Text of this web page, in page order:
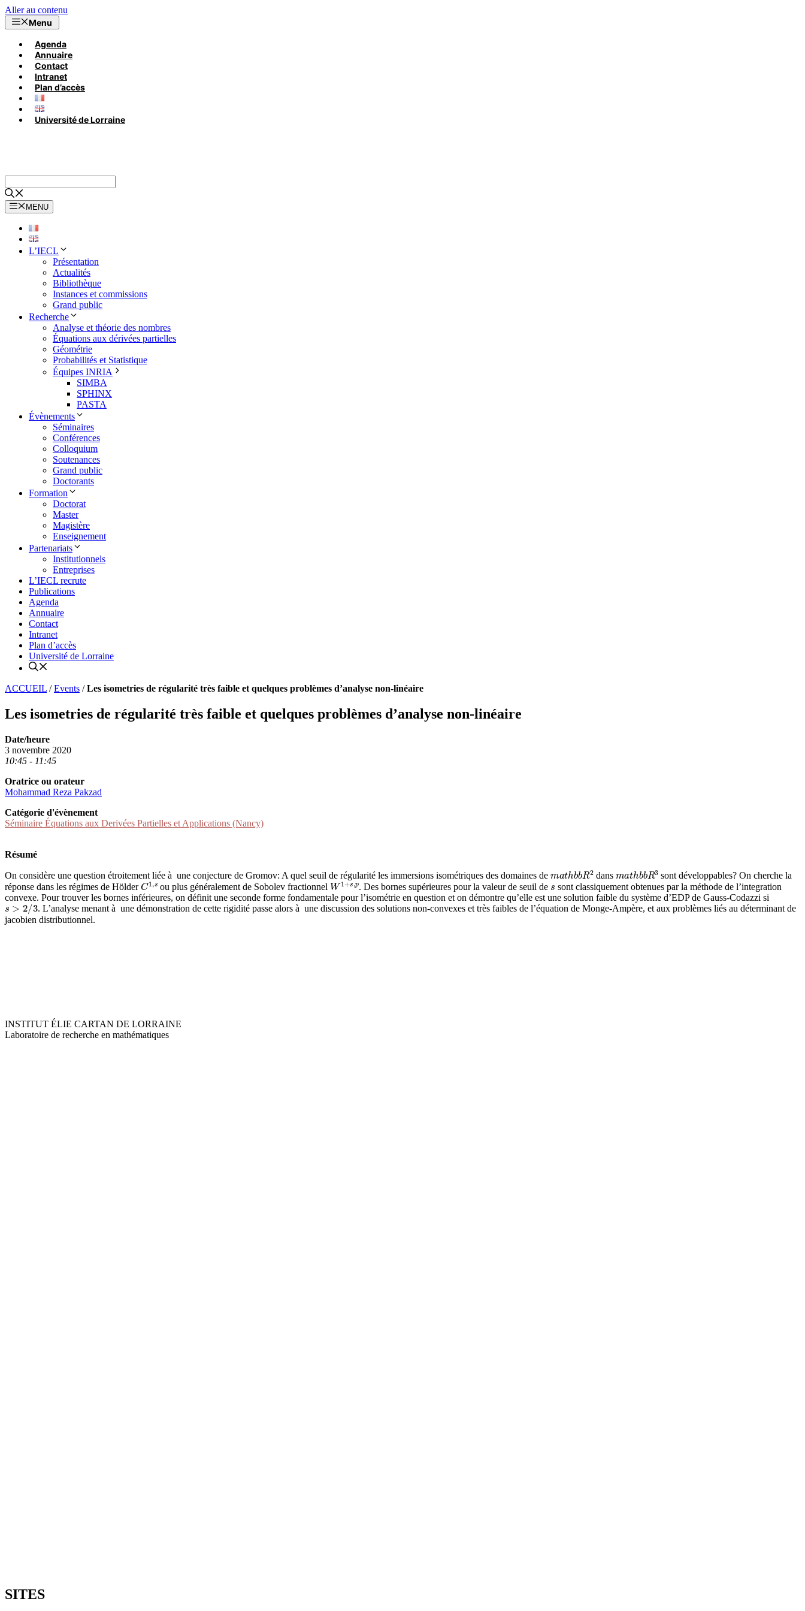
Aller au contenu
Menu
Agenda
Annuaire
Contact
Intranet
Plan d’accès
Université de Lorraine
MENU
L’IECL
Présentation
Actualités
Bibliothèque
Instances et commissions
Grand public
Recherche
Analyse et théorie des nombres
Équations aux dérivées partielles
Géométrie
Probabilités et Statistique
Équipes INRIA
SIMBA
SPHINX
PASTA
Évènements
Séminaires
Conférences
Colloquium
Soutenances
Grand public
Doctorants
Formation
Doctorat
Master
Magistère
Enseignement
Partenariats
Institutionnels
Entreprises
L’IECL recrute
Publications
Agenda
Annuaire
Contact
Intranet
Plan d’accès
Université de Lorraine
ACCUEIL /Events /Les isometries de régularité très faible et quelques problèmes d’analyse non-linéaire
Les isometries de régularité très faible et quelques problèmes d’analyse non-linéaire
Date/heure
3 novembre 2020
10:45 - 11:45
Oratrice ou orateur
Mohammad Reza Pakzad
Catégorie d'évènement
Séminaire Équations aux Derivées Partielles et Applications (Nancy)
Résumé
On considère une question étroitement liée à une conjecture de Gromov: A quel seuil de régularité les immersions isométriques des domaines de h b b R2dans h b b R3 sont développables? On cherche la
réponse dans les régimes de HölderC1,sou plus généralement de Sobolev fractionnel W1+s,p. Des bornes supérieures pour la valeur de seuil de s sont classiquement obtenues par la méthode de l’integration
convexe. Pour trouver les bornes inférieures, on définit une seconde forme fondamentale pour l’isométrie en question et on démontre qu’elle est une solution faible du système d’EDP de Gauss-Codazzi si
s>2/3
. L’analyse menant à une démonstration de cette rigidité passe alors à une discussion des solutions non-convexes et très faibles de l’équation de Monge-Ampère, et aux problèmes liés au déterminant de
jacobien distributionnel.
INSTITUT ÉLIE CARTAN DE LORRAINE
Laboratoire de recherche en mathématiques
SITES